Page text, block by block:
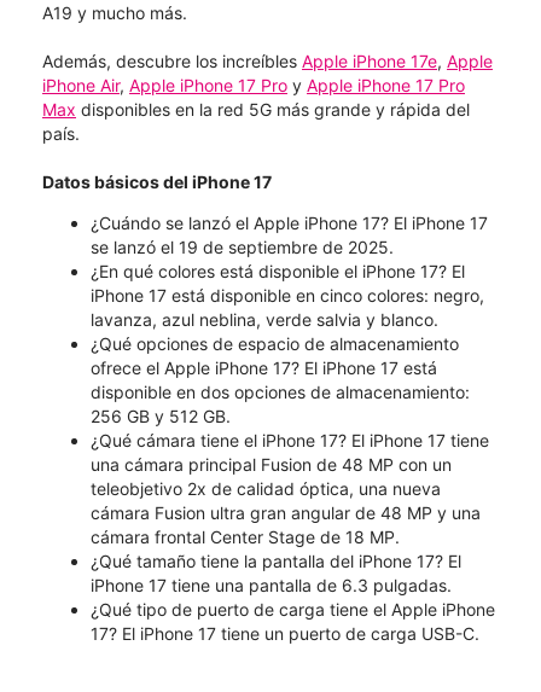
A19 y mucho más.
Además, descubre los increíbles Apple iPhone 17e, Apple
iPhone Air, Apple iPhone 17 Pro y Apple iPhone 17 Pro
Max disponibles en la red 5G más grande y rápida del
país.
Datos básicos del iPhone 17
¿Cuándo se lanzó el Apple iPhone 17? El iPhone 17
se lanzó el 19 de septiembre de 2025.
¿En qué colores está disponible el iPhone 17? El
iPhone 17 está disponible en cinco colores: negro,
lavanza, azul neblina, verde salvia y blanco.
¿Qué opciones de espacio de almacenamiento
ofrece el Apple iPhone 17? El iPhone 17 está
disponible en dos opciones de almacenamiento:
256 GB y 512 GB.
¿Qué cámara tiene el iPhone 17? El iPhone 17 tiene
una cámara principal Fusion de 48 MP con un
teleobjetivo 2x de calidad óptica, una nueva
cámara Fusion ultra gran angular de 48 MP y una
cámara frontal Center Stage de 18 MP.
¿Qué tamaño tiene la pantalla del iPhone 17? El
iPhone 17 tiene una pantalla de 6.3 pulgadas.
¿Qué tipo de puerto de carga tiene el Apple iPhone
17? El iPhone 17 tiene un puerto de carga USB-C.